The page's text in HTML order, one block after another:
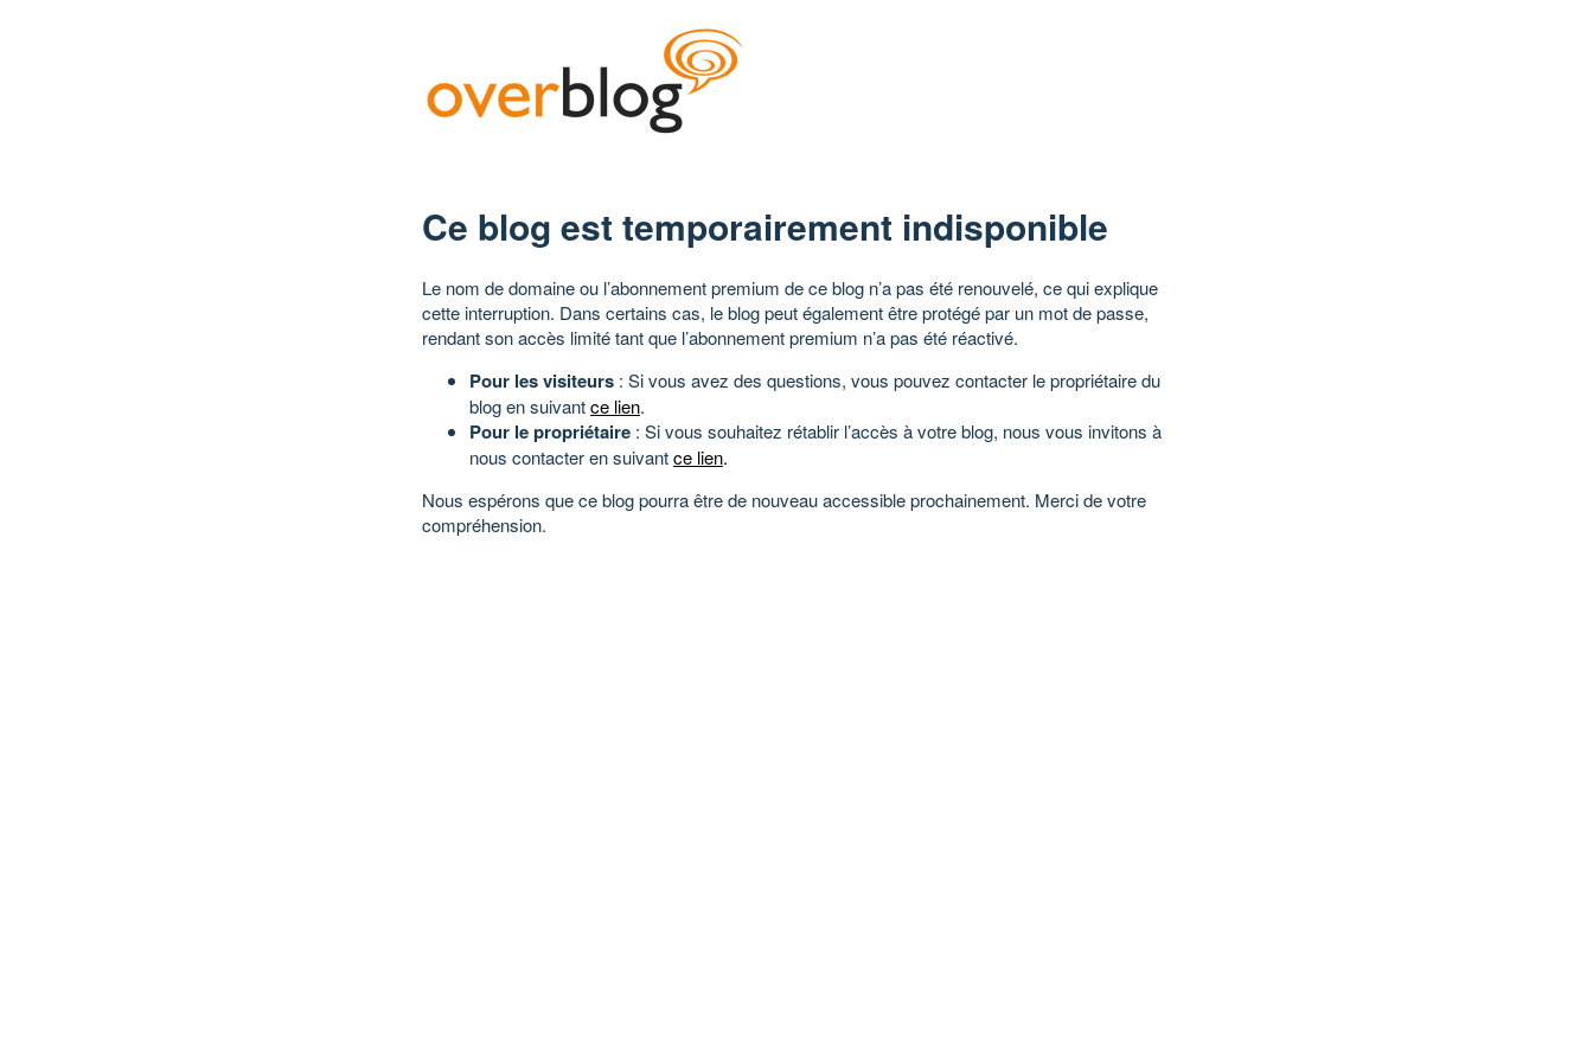
Ce blog est temporairement indisponible
Le nom de domaine ou l’abonnement premium de ce blog n’a pas été renouvelé, ce qui explique
cette interruption. Dans certains cas, le blog peut également être protégé par un mot de passe,
rendant son accès limité tant que l’abonnement premium n’a pas été réactivé.
Pour les visiteurs : Si vous avez des questions, vous pouvez contacter le propriétaire du
blog en suivantce lien.
Pour le propriétaire : Si vous souhaitez rétablir l’accès à votre blog, nous vous invitons à
nous contacter en suivantce lien.
Nous espérons que ce blog pourra être de nouveau accessible prochainement. Merci de votre
compréhension.